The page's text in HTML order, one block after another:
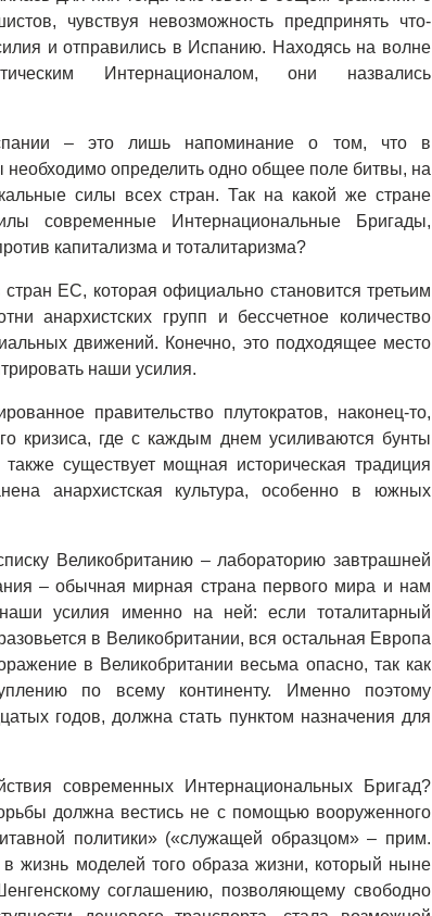
чувствуя невозможность предпринять что-
и отправились в Испанию. Находясь на волне
Интернационалом, они назвались
– это лишь напоминание о том, что в
определить одно общее поле битвы, на
силы всех стран. Так на какой же стране
современные Интернациональные Бригады,
капитализма и тоталитаризма?
ЕС, которая официально становится третьим
анархистских групп и бессчетное количество
движений. Конечно, это подходящее место
наши усилия.
правительство плутократов, наконец-то,
кризиса, где с каждым днем усиливаются бунты
существует мощная историческая традиция
анархистская культура, особенно в южных
Великобританию – лабораторию завтрашней
– обычная мирная страна первого мира и нам
усилия именно на ней: если тоталитарный
в Великобритании, вся остальная Европа
в Великобритании весьма опасно, так как
по всему континенту. Именно поэтому
годов, должна стать пунктом назначения для
современных Интернациональных Бригад?
должна вестись не с помощью вооруженного
политики» («служащей образцом» – прим.
жизнь моделей того образа жизни, который ныне
соглашению, позволяющему свободно